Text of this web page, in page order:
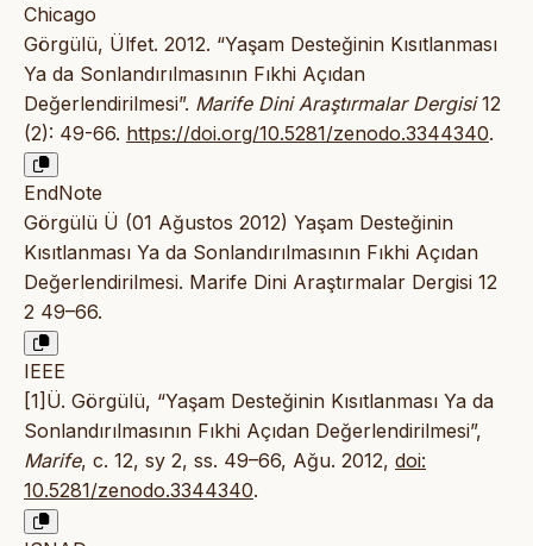
Chicago
Görgülü, Ülfet. 2012. “Yaşam Desteğinin Kısıtlanması
Ya da Sonlandırılmasının Fıkhi Açıdan
Değerlendirilmesi”. Marife Dini Araştırmalar Dergisi12
(2): 49-66. https://doi.org/10.5281/zenodo.3344340.
EndNote
Görgülü Ü (01 Ağustos 2012) Yaşam Desteğinin
Kısıtlanması Ya da Sonlandırılmasının Fıkhi Açıdan
Değerlendirilmesi. Marife Dini Araştırmalar Dergisi 12
2 49–66.
IEEE
[1]Ü. Görgülü, “Yaşam Desteğinin Kısıtlanması Ya da
Sonlandırılmasının Fıkhi Açıdan Değerlendirilmesi”,
Marife, c. 12, sy 2, ss. 49–66, Ağu. 2012, doi:
10.5281/zenodo.3344340.